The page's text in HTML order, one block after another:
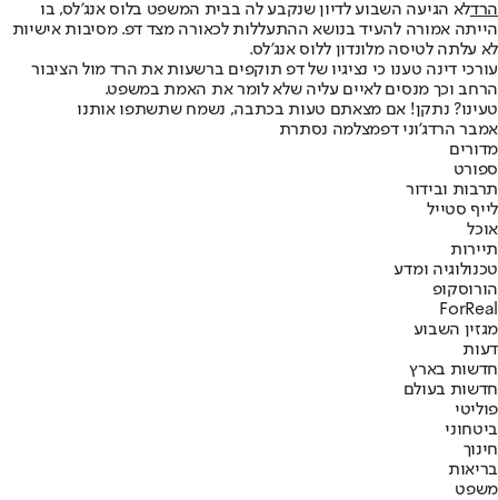
הרדלא הגיעה השבוע לדיון שנקבע לה בבית המשפט בלוס אנג'לס, בו
הייתה אמורה להעיד בנושא ההתעללות לכאורה מצד דפ. מסיבות אישיות
לא עלתה לטיסה מלונדון ללוס אנג'לס.
עורכי דינה טענו כי נציגיו של דפ תוקפים ברשעות את הרד מול הציבור
הרחב וכך מנסים לאיים עליה שלא לומר את האמת במשפט.
טעינו? נתקן! אם מצאתם טעות בכתבה, נשמח שתשתפו אותנו
אמבר הרדג'וני דפמצלמה נסתרת
מדורים
ספורט
תרבות ובידור
לייף סטייל
אוכל
תיירות
טכנולוגיה ומדע
הורוסקופ
ForReal
מגזין השבוע
דעות
חדשות בארץ
חדשות בעולם
פוליטי
ביטחוני
חינוך
בריאות
משפט